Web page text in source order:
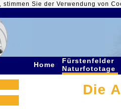
stimmen Sie der Verwendung von
Home
Fürstenfelder
Naturfototage
Die